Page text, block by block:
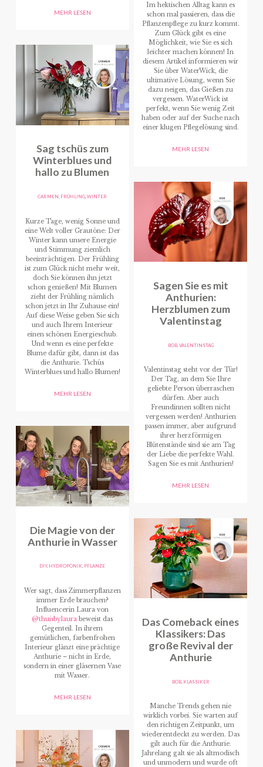
MEHR LESEN
Sag tschüs zum
Winterblues und
hallo zu Blumen
CARMEN, FRÜHLING,WINTER
Kurze Tage, wenig Sonne und
eine Welt voller Grautöne: Der
Winter kann unsere Energie
und Stimmung ziemlich
beeinträchtigen. Der Frühling
ist zum Glück nicht mehr weit,
doch Sie können ihn jetzt
schon genießen! Mit Blumen
zieht der Frühling nämlich
schon jetzt in Ihr Zuhause ein!
Auf diese Weise geben Sie sich
und auch Ihrem Interieur
einen schönen Energieschub.
Und wenn es eine perfekte
Blume dafür gibt, dann ist das
die Anthurie. Tschüs
Winterblues und hallo Blumen!
MEHR LESEN
Die Magie von der
Anthurie in Wasser
DIY, HYDROPONIK, PFLANZE
Wer sagt, dass Zimmerpflanzen
immer Erde brauchen?
Influencerin Laura von
@thuisbylaura beweist das
Gegenteil. In ihrem
gemütlichen, farbenfrohen
Interieur glänzt eine prächtige
Anthurie – nicht in Erde,
sondern in einer gläsernen Vase
mit Wasser.
MEHR LESEN
Im hektischen Alltag kann es
schon mal passieren, dass die
Pflanzenpflege zu kurz kommt.
Zum Glück gibt es eine
Möglichkeit, wie Sie es sich
leichter machen können! In
diesem Artikel informieren wir
Sie über WaterWick, die
ultimative Lösung, wenn Sie
dazu neigen, das Gießen zu
vergessen. WaterWick ist
perfekt, wenn Sie wenig Zeit
haben oder auf der Suche nach
einer klugen Pflegelösung sind.
MEHR LESEN
Sagen Sie es mit
Anthurien:
Herzblumen zum
Valentinstag
BOB, VALENTINSTAG
Valentinstag steht vor der Tür!
Der Tag, an dem Sie Ihre
geliebte Person überraschen
dürfen. Aber auch
Freundinnen sollten nicht
vergessen werden! Anthurien
passen immer, aber aufgrund
ihrer herzförmigen
Blütenstände sind sie am Tag
der Liebe die perfekte Wahl.
Sagen Sie es mit Anthurien!
MEHR LESEN
Das Comeback eines
Klassikers: Das
große Revival der
Anthurie
BOB, KLASSIKER
Manche Trends gehen nie
wirklich vorbei. Sie warten auf
den richtigen Zeitpunkt, um
wiederentdeckt zu werden. Das
gilt auch für die Anthurie.
Jahrelang galt sie als altmodisch
und unmodern und wurde oft